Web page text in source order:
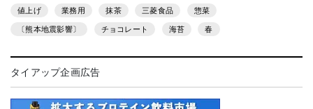
値上げ 業務用 抹茶 三菱食品 惣菜
〔熊本地震影響〕 チョコレート 海苔 春
タイアップ企画広告